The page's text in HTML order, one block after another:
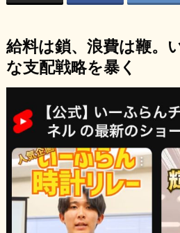
給料は鎖、浪費は鞭。
な支配戦略を暴く